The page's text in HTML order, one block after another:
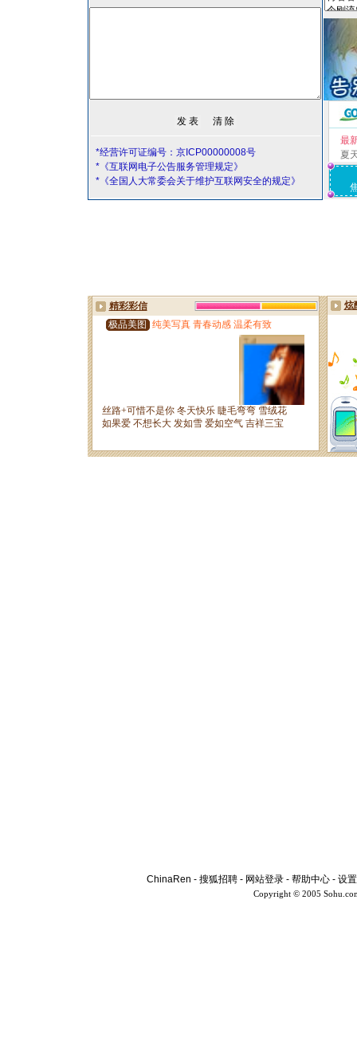
*经营许可证编号：京ICP00000008号
*《互联网电子公告服务管理规定》
*《全国人大常委会关于维护互联网安全的规定》
最
夏
ChinaRen - 搜狐招聘 - 网站登录 - 帮助中心 - 设
Copyright © 2005